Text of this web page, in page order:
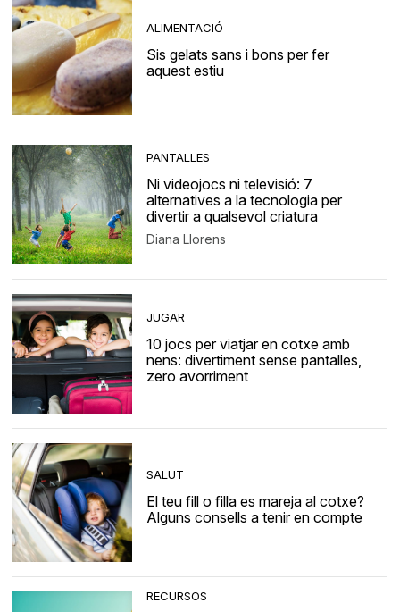
ALIMENTACIÓ
Sis gelats sans i bons per fer
aquest estiu
PANTALLES
Ni videojocs ni televisió: 7
alternatives a la tecnologia per
divertir a qualsevol criatura
Diana Llorens
JUGAR
10 jocs per viatjar en cotxe amb
nens: divertiment sense pantalles,
zero avorriment
SALUT
El teu fill o filla es mareja al cotxe?
Alguns consells a tenir en compte
RECURSOS